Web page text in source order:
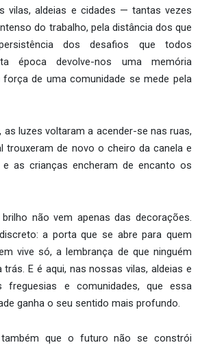
vilas, aldeias e cidades — tantas vezes
do trabalho, pela distância dos que
dos desafios que todos
época devolve-nos uma memória
de uma comunidade se mede pela
as luzes voltaram a acender-se nas ruas,
trouxeram de novo o cheiro da canela e
e as crianças encheram de encanto os
não vem apenas das decorações.
a porta que se abre para quem
vive só, a lembrança de que ninguém
trás. E é aqui, nas nossas vilas, aldeias e
freguesias e comunidades, que essa
ganha o seu sentido mais profundo.
que o futuro não se constrói